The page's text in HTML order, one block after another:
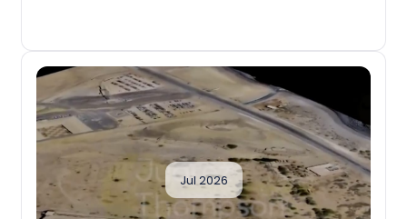
Jul 2026